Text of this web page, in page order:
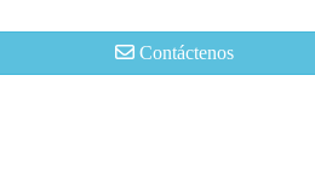
Contáctenos